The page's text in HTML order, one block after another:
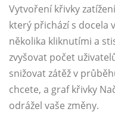
Vytvoření křivky
který přichází s docela
několika kliknutími a
zvyšovat počet
snižovat zátěž v
chcete, a graf křivky
odrážel vaše změny.